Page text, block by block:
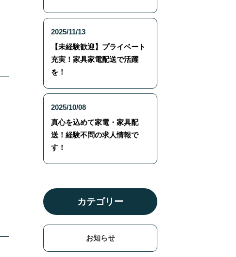
2025/11/13
【未経験歓迎】プライベート
充実！家具家電配送で活躍
を！
2025/10/08
真心を込めて家電・家具配
送！経験不問の求人情報で
す！
カテゴリー
お知らせ